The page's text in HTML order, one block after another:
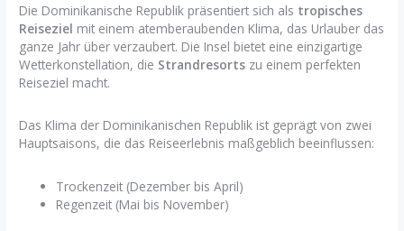
Die Dominikanische Republik präsentiert sich als tropisches
Reiseziel mit einem atemberaubenden Klima, das Urlauber das
ganze Jahr über verzaubert. Die Insel bietet eine einzigartige
Wetterkonstellation, die Strandresorts zu einem perfekten
Reiseziel macht.
Das Klima der Dominikanischen Republik ist geprägt von zwei
Hauptsaisons, die das Reiseerlebnis maßgeblich beeinflussen:
Trockenzeit (Dezember bis April)
Regenzeit (Mai bis November)